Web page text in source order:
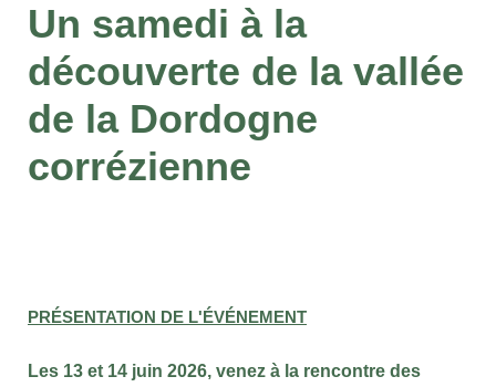
Un samedi à la
découverte de la vallée
de la Dordogne
corrézienne
PRÉSENTATION DE L'ÉVÉNEMENT
Les 13 et 14 juin 2026, venez à la rencontre des